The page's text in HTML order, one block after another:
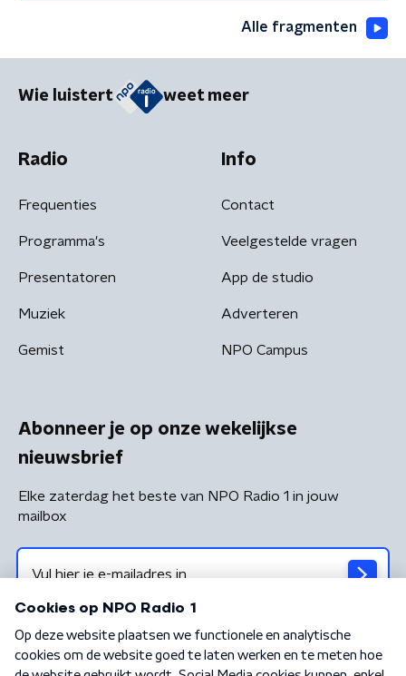
Alle fragmenten
Wie luistert weet meer
Radio
Frequenties
Programma's
Presentatoren
Muziek
Gemist
Info
Contact
Veelgestelde vragen
App de studio
Adverteren
NPO Campus
Abonneer je op onze wekelijkse
nieuwsbrief
Elke zaterdag het beste van NPO Radio 1 in jouw
mailbox